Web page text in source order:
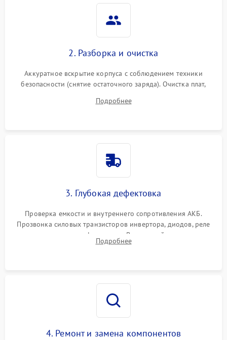
2. Разборка и очистка
Аккуратное вскрытие корпуса с соблюдением техники
безопасности (снятие остаточного заряда). Очистка плат,
и кистей для предотвращения перегрева и замыканий.
Подробнее
3. Глубокая дефектовка
Проверка емкости и внутреннего сопротивления АКБ.
Прозвонка силовых транзисторов инвертора, диодов, реле
переключения и трансформатора. Визуальный поиск вздутых
конденсаторов и прогаров на печатной плате.
Подробнее
4. Ремонт и замена компонентов